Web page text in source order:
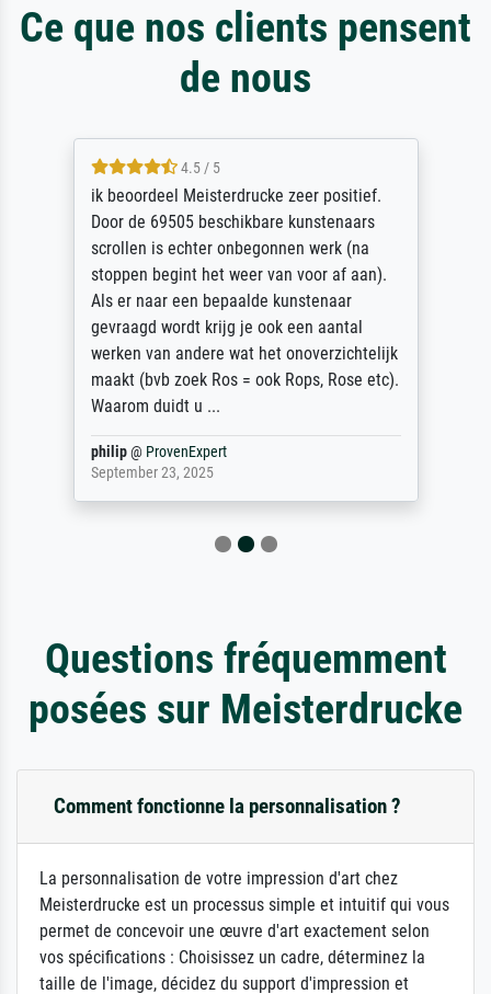
Ce que nos clients pensent
de nous
4.5 / 5
ik beoordeel Meisterdrucke zeer positief.
Door de 69505 beschikbare kunstenaars
scrollen is echter onbegonnen werk (na
stoppen begint het weer van voor af aan).
Als er naar een bepaalde kunstenaar
gevraagd wordt krijg je ook een aantal
werken van andere wat het onoverzichtelijk
maakt (bvb zoek Ros = ook Rops, Rose etc).
Waarom duidt u ...
philip@ ProvenExpert
September 23, 2025
Questions fréquemment
posées sur Meisterdrucke
Comment fonctionne la personnalisation ?
La personnalisation de votre impression d'art chez
Meisterdrucke est un processus simple et intuitif qui vous
permet de concevoir une œuvre d'art exactement selon
vos spécifications : Choisissez un cadre, déterminez la
taille de l'image, décidez du support d'impression et